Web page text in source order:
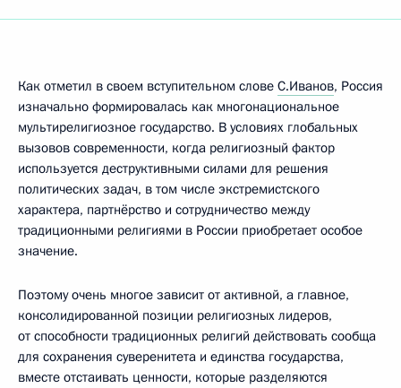
Как отметил в своем вступительном слове С.Иванов, Россия
изначально формировалась как многонациональное
мультирелигиозное государство. В условиях глобальных
вызовов современности, когда религиозный фактор
используется деструктивными силами для решения
политических задач, в том числе экстремистского
характера, партнёрство и сотрудничество между
традиционными религиями в России приобретает особое
значение.
Поэтому очень многое зависит от активной, а главное,
консолидированной позиции религиозных лидеров,
от способности традиционных религий действовать сообща
для сохранения суверенитета и единства государства,
вместе отстаивать ценности, которые разделяются